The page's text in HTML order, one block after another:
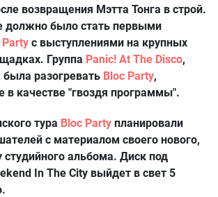
возвращения Мэтта Тонга в строй.
должно было стать первыми
Party с выступлениями на крупных
Группа Panic! At The Disco,
разогревать Bloc Party,
в качестве "гвоздя программы".
тура Bloc Party планировали
с материалом своего нового,
студийного альбома. Диск под
In The City выйдет в свет 5